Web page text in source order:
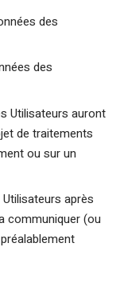
des
des
Utilisateurs auront
de traitements
ou sur un
après
communiquer (ou